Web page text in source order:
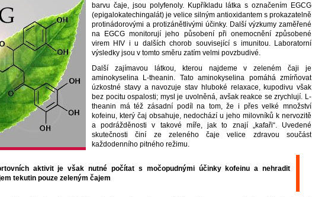
barvu čaje, jsou polyfenoly. Kupříkladu látka s označením EGCG
(epigalokatechingalát) je velice silným antioxidantem s prokazatelně
protinádorovými a protizánětlivými účinky. Další výzkumy zaměřené
na EGCG monitorují jeho působení při onemocnění způsobené
virem HIV i u dalších chorob související s imunitou. Laboratorní
výsledky jsou v tomto směru zatím velmi povzbudivé.
Další zajímavou látkou, kterou najdeme v zeleném čaji je
aminokyselina L-theanin. Tato aminokyselina pomáhá zmírňovat
úzkostné stavy a navozuje stav hluboké relaxace, kupodivu však
bez pocitu ospalosti; mysl je uvolněná, avšak reakce se zrychlují. L-
theanin má též zásadní podíl na tom, že i přes velké množství
kofeinu, který čaj obsahuje, nedochází u jeho milovníků k nervozitě
a podrážděnosti v takové míře, jak to znají „kafaři“. Uvedené
skutečnosti činí ze zeleného čaje velice zdravou součást
každodenního pitného režimu.
aktivit je však nutné počítat s močopudnými účinky kofeinu a nehradit
tekutin pouze zeleným čajem